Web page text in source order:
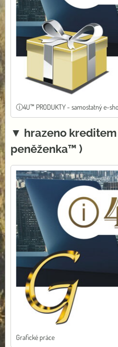
ⓘ4U™ PRODUKTY - samostatný e-
▼ hrazeno kreditem
peněženka™ )
Grafické práce